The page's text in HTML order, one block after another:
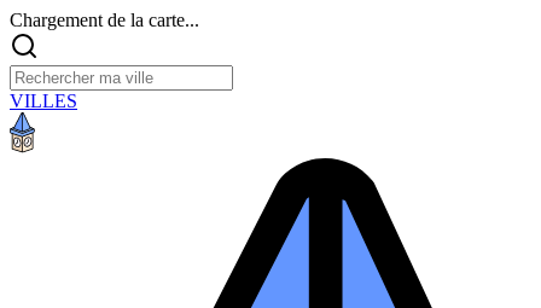
Chargement de la carte...
VILLES